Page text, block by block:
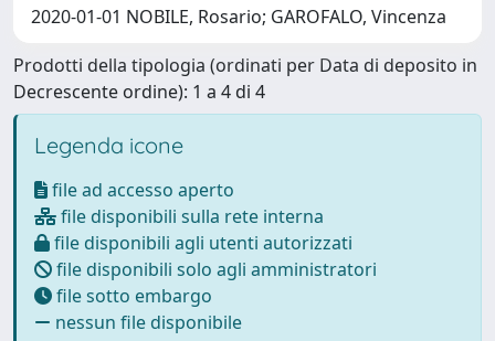
2020-01-01 NOBILE, Rosario; GAROFALO, Vincenza
Prodotti della tipologia (ordinati per Data di deposito in
Decrescente ordine): 1 a 4 di 4
Legenda icone
file ad accesso aperto
file disponibili sulla rete interna
file disponibili agli utenti autorizzati
file disponibili solo agli amministratori
file sotto embargo
nessun file disponibile